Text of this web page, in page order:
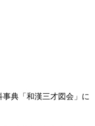
典「和漢三才図会」に